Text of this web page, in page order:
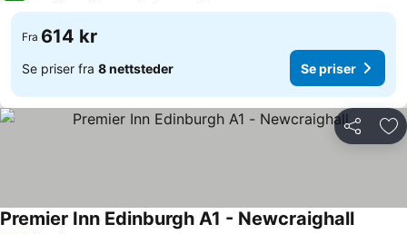
Fra 614 kr
Se priser fra 8 nettsteder Se priser
Del
Premier Inn Edinburgh A1 - Newcraighall